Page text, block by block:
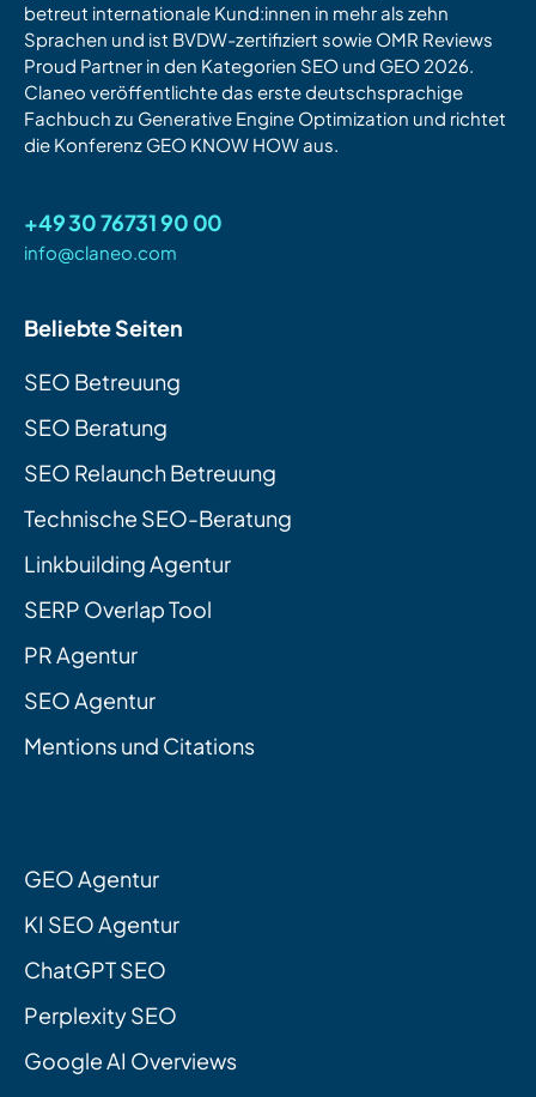
betreut internationale Kund:innen in mehr als zehn
Sprachen und ist BVDW-zertifiziert sowie OMR Reviews
Proud Partner in den Kategorien SEO und GEO 2026.
Claneo veröffentlichte das erste deutschsprachige
Fachbuch zu Generative Engine Optimization und richtet
die Konferenz GEO KNOW HOW aus.
+49 30 76731 90 00
info@claneo.com
Beliebte Seiten
SEO Betreuung
SEO Beratung
SEO Relaunch Betreuung
Technische SEO-Beratung
Linkbuilding Agentur
SERP Overlap Tool
PR Agentur
SEO Agentur
Mentions und Citations
GEO Agentur
KI SEO Agentur
ChatGPT SEO
Perplexity SEO
Google AI Overviews